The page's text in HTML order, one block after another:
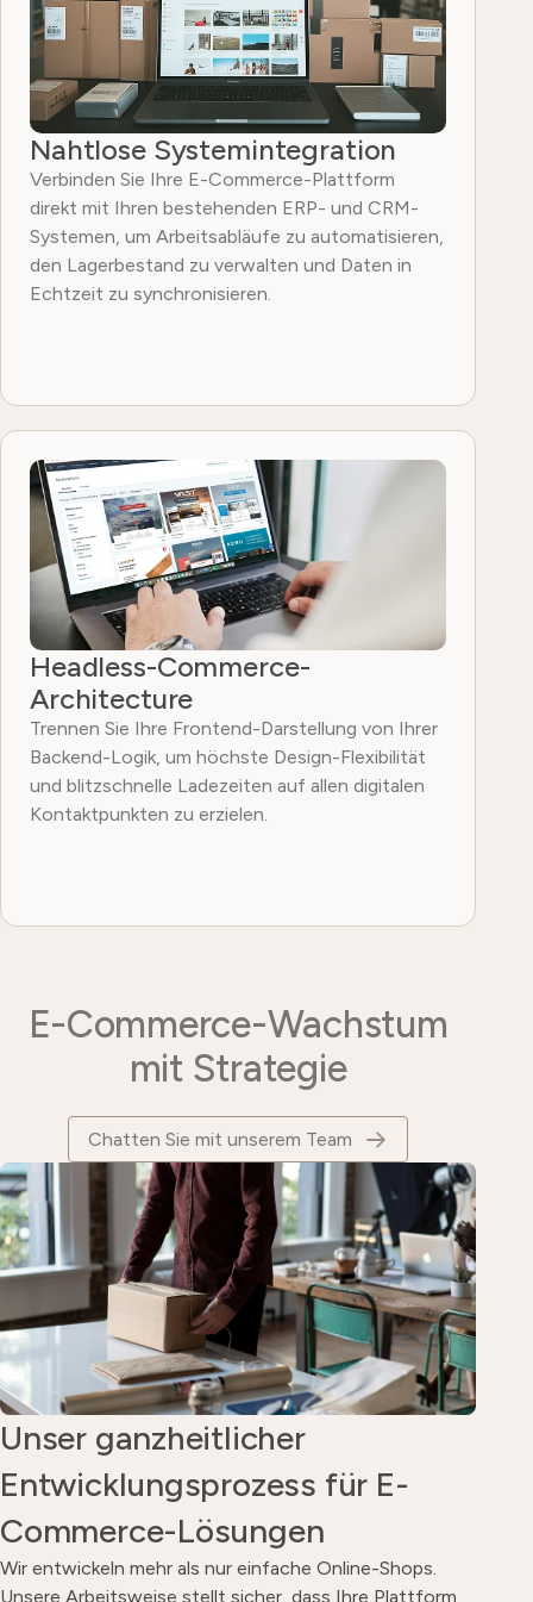
Nahtlose Systemintegration
Verbinden Sie Ihre E-Commerce-Plattform
direkt mit Ihren bestehenden ERP- und CRM-
Systemen, um Arbeitsabläufe zu automatisieren,
den Lagerbestand zu verwalten und Daten in
Echtzeit zu synchronisieren.
Headless-Commerce-
Architecture
Trennen Sie Ihre Frontend-Darstellung von Ihrer
Backend-Logik, um höchste Design-Flexibilität
und blitzschnelle Ladezeiten auf allen digitalen
Kontaktpunkten zu erzielen.
E-Commerce-Wachstum
mit Strategie
Chatten Sie mit unserem Team
Unser ganzheitlicher
Entwicklungsprozess für E-
Commerce-Lösungen
Wir entwickeln mehr als nur einfache Online-Shops.
Unsere Arbeitsweise stellt sicher, dass Ihre Plattform